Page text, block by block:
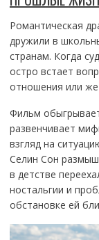
Романтическая
дружили в
странам. Когда
остро встает
отношения или же
Фильм
развенчивает
взгляд на
Селин Сон
в детстве
ностальгии и
обстановке ей